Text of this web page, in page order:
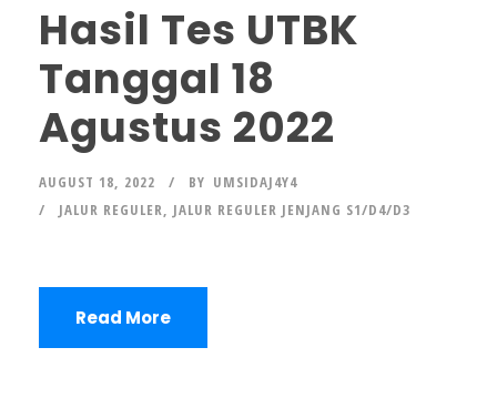
Hasil Tes UTBK
Tanggal 18
Agustus 2022
AUGUST 18, 2022 BY UMSIDAJ4Y4
JALUR REGULER, JALUR REGULER JENJANG S1/D4/D3
Read More